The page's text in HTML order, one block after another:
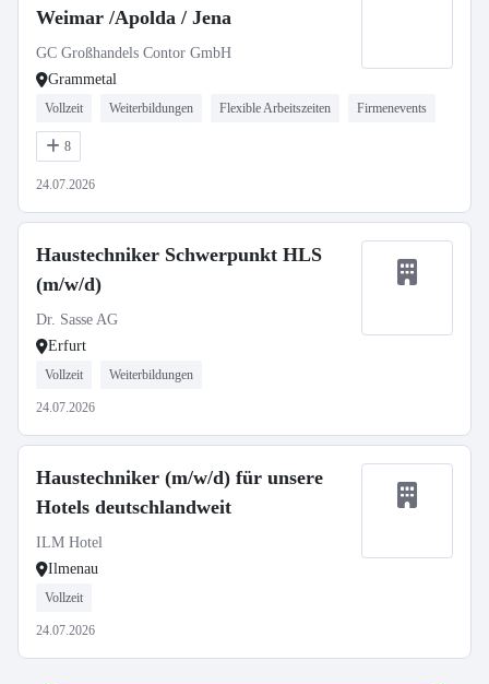
Weimar /Apolda / Jena
GC Großhandels Contor GmbH
Grammetal
Vollzeit Weiterbildungen Flexible Arbeitszeiten Firmenevents
8
24.07.2026
Haustechniker Schwerpunkt HLS
(m/w/d)
Dr. Sasse AG
Erfurt
Vollzeit Weiterbildungen
24.07.2026
Haustechniker (m/w/d) für unsere
Hotels deutschlandweit
ILM Hotel
Ilmenau
Vollzeit
24.07.2026